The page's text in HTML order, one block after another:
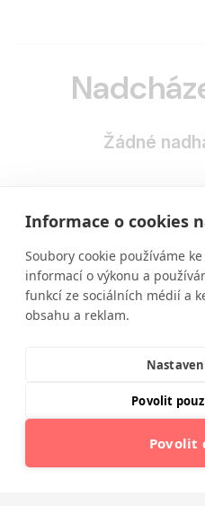
Informace o cookies
Soubory cookie používáme
informací o výkonu a
funkcí ze sociálních médií a
obsahu a reklam.
Povolit
Povolit
Žádné